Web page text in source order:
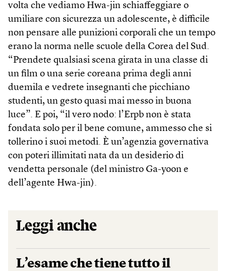
volta che vediamo Hwa-jin schiaffeggiare o
umiliare con sicurezza un adolescente, è difficile
non pensare alle punizioni corporali che un tempo
erano la norma nelle scuole della Corea del Sud.
“Prendete qualsiasi scena girata in una classe di
un film o una serie coreana prima degli anni
duemila e vedrete insegnanti che picchiano
studenti, un gesto quasi mai messo in buona
luce”. E poi, “il vero nodo: l’Erpb non è stata
fondata solo per il bene comune, ammesso che si
tollerino i suoi metodi. È un’agenzia governativa
con poteri illimitati nata da un desiderio di
vendetta personale (del ministro Ga-yoon e
dell’agente Hwa-jin).
Leggi anche
L’esame che tiene tutto il